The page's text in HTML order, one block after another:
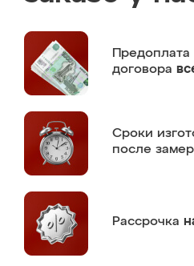
Предоплата
договора
Сроки
после
Рассрочка